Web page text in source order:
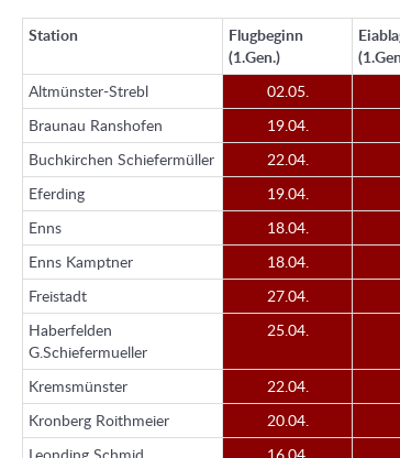
Station
Flugbeginn
(1.Gen.)
Altmünster-Strebl
02.05.
Braunau Ranshofen
19.04.
Buchkirchen Schiefermüller
22.04.
Eferding
19.04.
Enns
18.04.
Enns Kamptner
18.04.
Freistadt
27.04.
Haberfelden
G.Schiefermueller
25.04.
Kremsmünster 22.04.
Kronberg Roithmeier
20.04.